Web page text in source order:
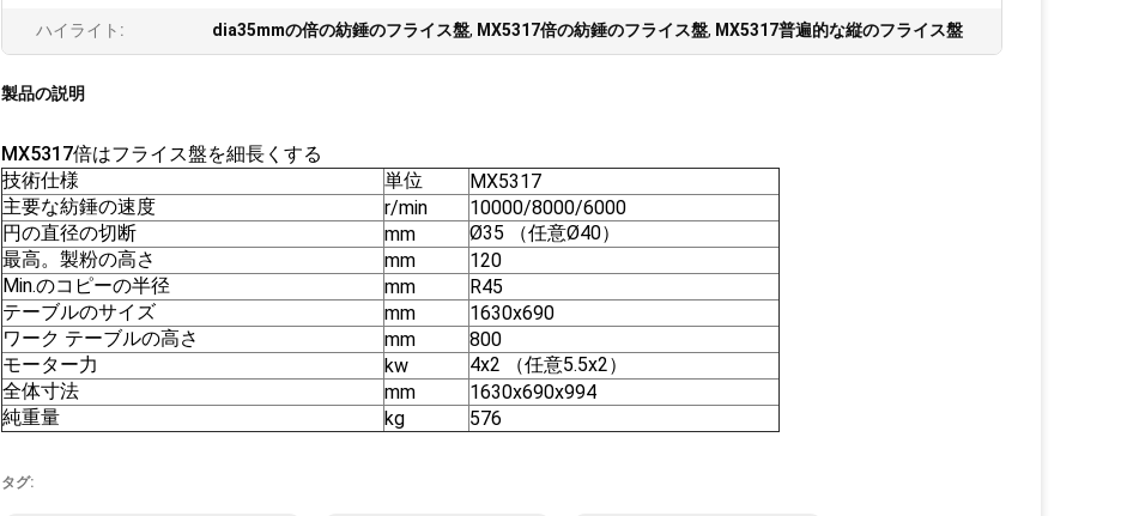
ハイライト: dia35mmの倍の紡錘のフライス盤, MX5317倍の紡錘のフライス盤, MX5317普遍的な縦のフライス盤
製品の説明
MX5317倍はフライス盤を細長くする
技術仕様
単位
MX5317
主要な紡錘の速度
r/min
10000/8000/6000
円の直径の切断
mm
Ø35 （任意Ø40）
最高。製粉の高さ
mm
120
Min.のコピーの半径
mm
R45
テーブルのサイズ
mm
1630x690
ワーク テーブルの高さ
mm
800
モーター力
kw
4x2 （任意5.5x2）
全体寸法
mm
1630x690x994
純重量
kg 576
タグ: